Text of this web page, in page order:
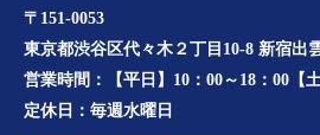
〒151-0053
東京都渋谷区代々木２丁目10-8 新宿出
営業時間：
【平日】10：00～18：00【
定休日： 毎週水曜日